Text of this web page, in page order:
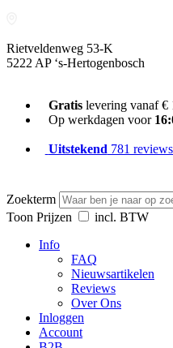
Rietveldenweg 53-K
5222 AP ‘s-Hertogenbosch
Gratislevering vanaf €
Op werkdagen voor
Uitstekend 781
Zoekterm
Toon Prijzen
incl. BTW
Info
FAQ
Nieuwsartikelen
Reviews
Over Ons
Inloggen
Account